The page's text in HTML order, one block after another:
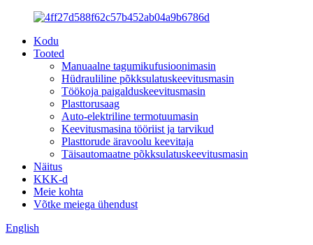
Kodu
Tooted
Manuaalne tagumikufusioonimasin
Hüdrauliline põkksulatuskeevitusmasin
Töökoja paigalduskeevitusmasin
Plasttorusaag
Auto-elektriline termotuumasin
Keevitusmasina tööriist ja tarvikud
Plasttorude äravoolu keevitaja
Täisautomaatne põkksulatuskeevitusmasin
Näitus
KKK-d
Meie kohta
Võtke meiega ühendust
English